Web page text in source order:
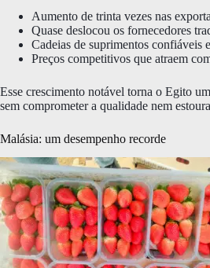
Aumento de trinta vezes nas
Quase deslocou os fornecedores
Cadeias de suprimentos confiáveis
Preços competitivos que atraem
Esse crescimento notável torna o Egito
sem comprometer a qualidade nem
Malásia: um desempenho recorde